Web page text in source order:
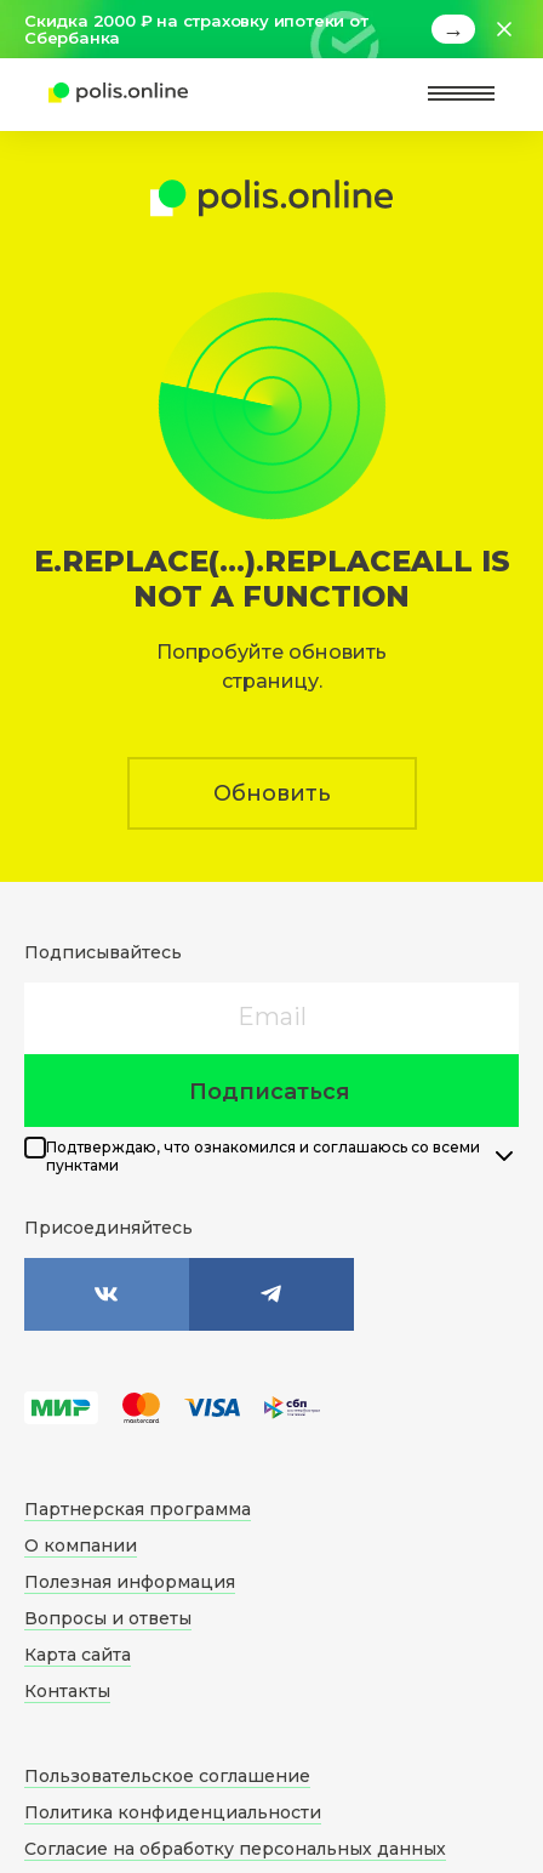
Скидка 2000 ₽ на страховку ипотеки от
Сбербанка
→
E.REPLACE(...).REPLACEALL IS
NOT A FUNCTION
Попробуйте обновить
страницу.
Обновить
Подписывайтесь
Подписаться
Подтверждаю, что ознакомился и соглашаюсь со всеми
пунктами
Присоединяйтесь
Партнерская программа
О компании
Полезная информация
Вопросы и ответы
Карта сайта
Контакты
Пользовательское соглашение
Политика конфиденциальности
Согласие на обработку персональных данных